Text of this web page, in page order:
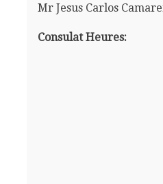
Mr Jesus Carlos
Consulat Heures: